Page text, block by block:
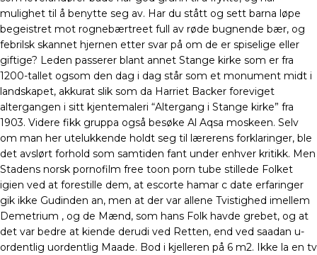
mulighet til å benytte seg av. Har du stått og sett barna løpe
begeistret mot rognebærtreet full av røde bugnende bær, og
febrilsk skannet hjernen etter svar på om de er spiselige eller
giftige? Leden passerer blant annet Stange kirke som er fra
1200-tallet ogsom den dag i dag står som et monument midt i
landskapet, akkurat slik som da Harriet Backer foreviget
altergangen i sitt kjentemaleri “Altergang i Stange kirke” fra
1903. Videre fikk gruppa også besøke Al Aqsa moskeen. Selv
om man her utelukkende holdt seg til lærerens forklaringer, ble
det avslørt forhold som samtiden fant under enhver kritikk. Men
Stadens norsk pornofilm free toon porn tube stillede Folket
igien ved at forestille dem, at escorte hamar c date erfaringer
gik ikke Gudinden an, men at der var allene Tvistighed imellem
Demetrium , og de Mænd, som hans Folk havde grebet, og at
det var bedre at kiende derudi ved Retten, end ved saadan u-
ordentlig uordentlig Maade. Bod i kjelleren på 6 m2. Ikke la en tv